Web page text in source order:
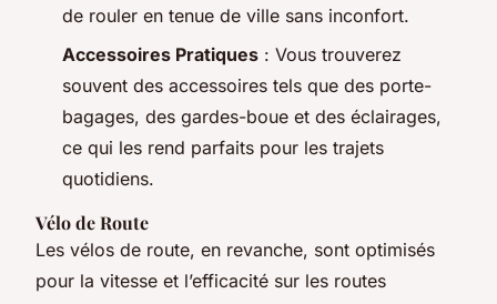
de rouler en tenue de ville sans inconfort.
Accessoires Pratiques : Vous trouverez
souvent des accessoires tels que des porte-
bagages, des gardes-boue et des éclairages,
ce qui les rend parfaits pour les trajets
quotidiens.
Vélo de Route
Les vélos de route, en revanche, sont optimisés
pour la vitesse et l’efficacité sur les routes